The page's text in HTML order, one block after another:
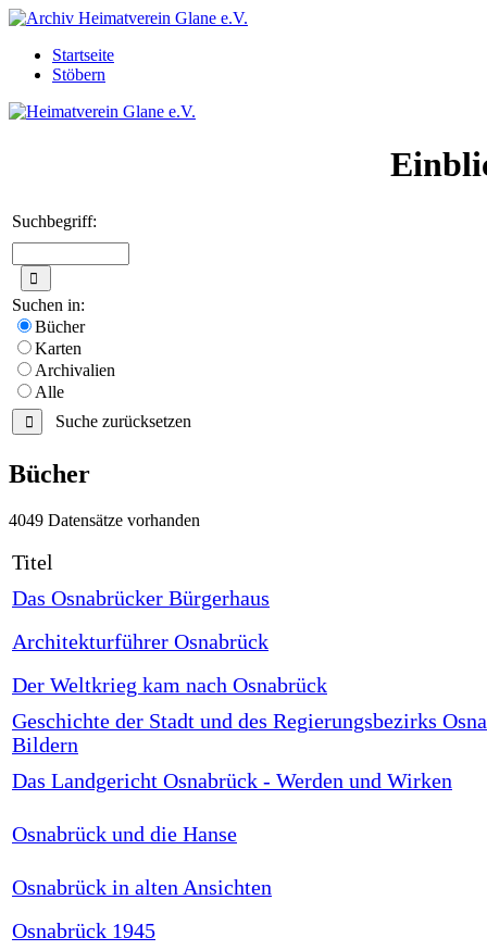
Startseite
Stöbern
Suchbegriff:
Suchen in:
Bücher
Karten
Archivalien
Alle
Suche zurücksetzen
Bücher
4049 Datensätze vorhanden
Titel
Das Osnabrücker Bürgerhaus
Architekturführer Osnabrück
Der Weltkrieg kam nach Osnabrück
Geschichte der Stadt und des Regierungsbezirks
Bildern
Das Landgericht Osnabrück - Werden und Wirken
Osnabrück und die Hanse
Osnabrück in alten Ansichten
Osnabrück 1945